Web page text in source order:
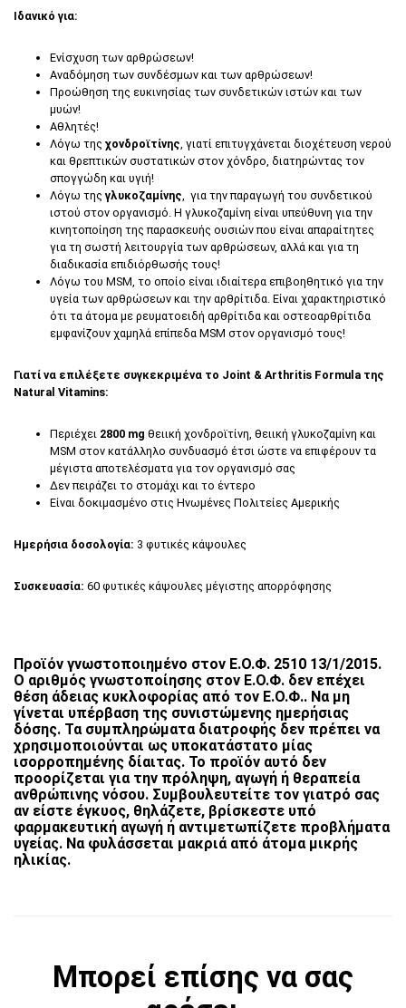
Ιδανικό για:
Ενίσχυση των αρθρώσεων!
Αναδόμηση των συνδέσμων και των αρθρώσεων!
Προώθηση της ευκινησίας των συνδετικών ιστών και των
μυών!
Αθλητές!
Λόγω της χονδροϊτίνης, γιατί επιτυγχάνεται διοχέτευση νερού
και θρεπτικών συστατικών στον χόνδρο, διατηρώντας τον
σπογγώδη και υγιή!
Λόγω της γλυκοζαμίνης, για την παραγωγή του συνδετικού
ιστού στον οργανισμό. Η γλυκοζαμίνη είναι υπεύθυνη για την
κινητοποίηση της παρασκευής ουσιών που είναι απαραίτητες
για τη σωστή λειτουργία των αρθρώσεων, αλλά και για τη
διαδικασία επιδιόρθωσής τους!
Λόγω του MSM, το οποίο είναι ιδιαίτερα επιβοηθητικό για την
υγεία των αρθρώσεων και την αρθρίτιδα. Είναι χαρακτηριστικό
ότι τα άτομα με ρευματοειδή αρθρίτιδα και οστεοαρθρίτιδα
εμφανίζουν χαμηλά επίπεδα MSM στον οργανισμό τους!
Γιατί να επιλέξετε συγκεκριμένα το Joint & Arthritis Formula της
Natural Vitamins:
Περιέχει 2800 mg θειική χονδροϊτίνη, θειική γλυκοζαμίνη και
MSM στον κατάλληλο συνδυασμό έτσι ώστε να επιφέρουν τα
μέγιστα αποτελέσματα για τον οργανισμό σας
Δεν πειράζει το στομάχι και το έντερο
Είναι δοκιμασμένο στις Ηνωμένες Πολιτείες Αμερικής
Ημερήσια δοσολογία: 3 φυτικές κάψουλες
Συσκευασία: 60 φυτικές κάψουλες μέγιστης απορρόφησης
Προϊόν γνωστοποιημένο στον Ε.Ο.Φ. 2510 13/1/2015.
Ο αριθμός γνωστοποίησης στον Ε.Ο.Φ. δεν επέχει
θέση άδειας κυκλοφορίας από τον Ε.Ο.Φ.. Να μη
γίνεται υπέρβαση της συνιστώμενης ημερήσιας
δόσης. Τα συμπληρώματα διατροφής δεν πρέπει να
χρησιμοποιούνται ως υποκατάστατο μίας
ισορροπημένης δίαιτας. Το προϊόν αυτό δεν
προορίζεται για την πρόληψη, αγωγή ή θεραπεία
ανθρώπινης νόσου. Συμβουλευτείτε τον γιατρό σας
αν είστε έγκυος, θηλάζετε, βρίσκεστε υπό
φαρμακευτική αγωγή ή αντιμετωπίζετε προβλήματα
υγείας. Να φυλάσσεται μακριά από άτομα μικρής
ηλικίας.
Μπορεί επίσης να σας